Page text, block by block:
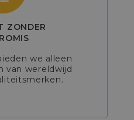
ZONDER
we alleen
van wereldwijd